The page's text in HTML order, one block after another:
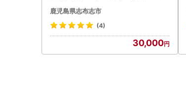
鹿児島県志布志市
(4)
30,000